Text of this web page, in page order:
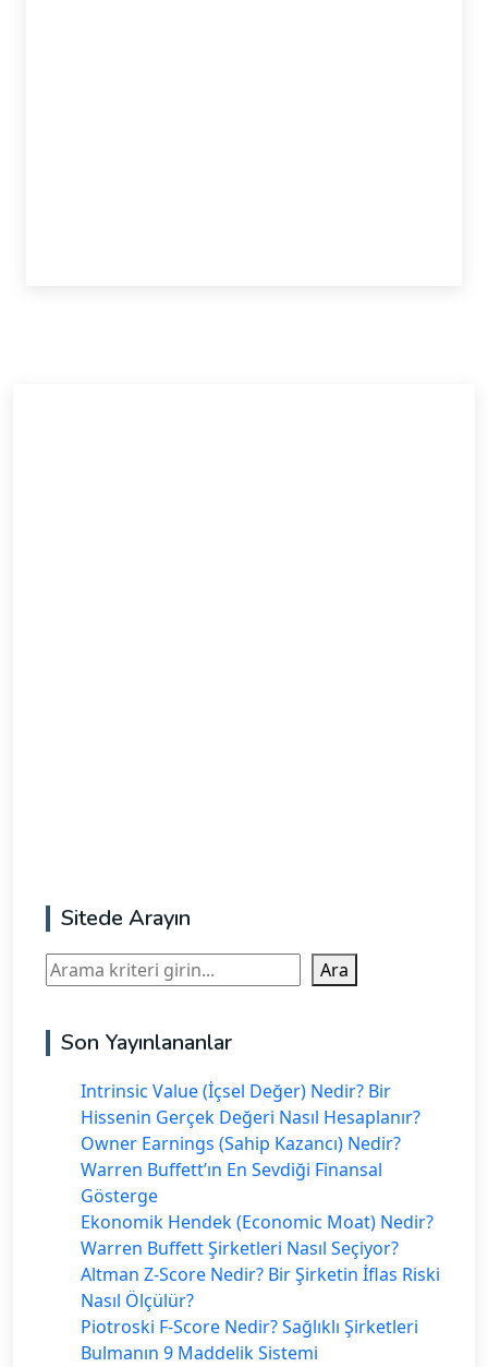
Sitede Arayın
Ara Ara
Son Yayınlananlar
Intrinsic Value (İçsel Değer) Nedir? Bir
Hissenin Gerçek Değeri Nasıl Hesaplanır?
Owner Earnings (Sahip Kazancı) Nedir?
Warren Buffett’ın En Sevdiği Finansal
Gösterge
Ekonomik Hendek (Economic Moat) Nedir?
Warren Buffett Şirketleri Nasıl Seçiyor?
Altman Z-Score Nedir? Bir Şirketin İflas Riski
Nasıl Ölçülür?
Piotroski F-Score Nedir? Sağlıklı Şirketleri
Bulmanın 9 Maddelik Sistemi